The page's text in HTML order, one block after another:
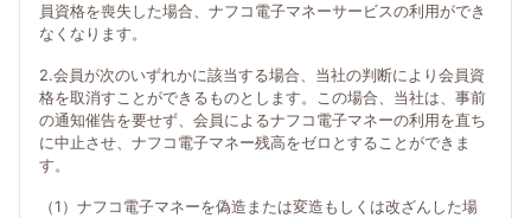
員資格を喪失した場合、ナフコ電子マネーサービスの利用ができ
なくなります。
2.会員が次のいずれかに該当する場合、当社の判断により会員資
格を取消すことができるものとします。この場合、当社は、事前
の通知催告を要せず、会員によるナフコ電子マネーの利用を直ち
に中止させ、ナフコ電子マネー残高をゼロとすることができま
す。
（1）ナフコ電子マネーを偽造または変造もしくは改ざんした場